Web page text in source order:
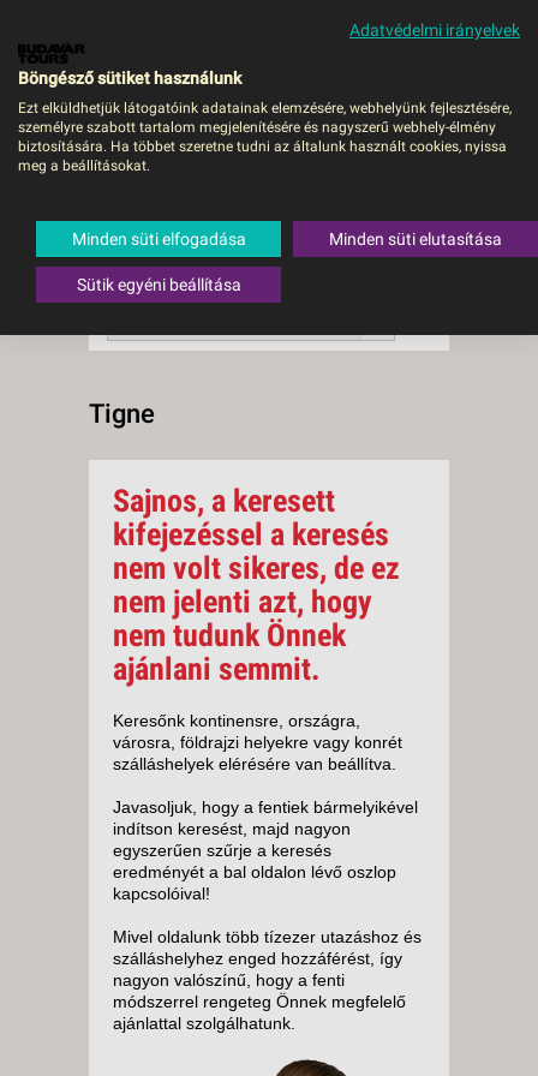
MENÜ
Tigne
megfelelő utazásttaláltunk.
A keresővel tovább szűkítheti a
találati listát!
RENDEZÉS:
Tigne
Sajnos, a keresett
kifejezéssel a keresés
nem volt sikeres, de ez
nem jelenti azt, hogy
nem tudunk Önnek
ajánlani semmit.
Keresőnk kontinensre, országra,
városra, földrajzi helyekre vagy konrét
szálláshelyek elérésére van beállítva.
Javasoljuk, hogy a fentiek bármelyikével
indítson keresést, majd nagyon
egyszerűen szűrje a keresés
eredményét a bal oldalon lévő oszlop
kapcsolóival!
Mivel oldalunk több tízezer utazáshoz és
szálláshelyhez enged hozzáférést, így
nagyon valószínű, hogy a fenti
módszerrel rengeteg Önnek megfelelő
ajánlattal szolgálhatunk.
Adatvédelmi irányelvek
Böngésző sütiket használunk
Ezt elküldhetjük látogatóink adatainak elemzésére, webhelyünk fejlesztésére,
személyre szabott tartalom megjelenítésére és nagyszerű webhely-élmény
biztosítására. Ha többet szeretne tudni az általunk használt cookies, nyissa
meg a beállításokat.
Minden süti elfogadása Minden süti elutasítása
Sütik egyéni beállítása